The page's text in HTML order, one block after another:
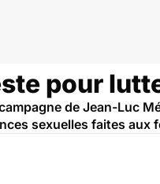
pour
de Jean-Luc
sexuelles faites aux